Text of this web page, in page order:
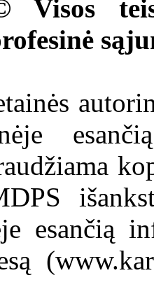
Visos
esančią